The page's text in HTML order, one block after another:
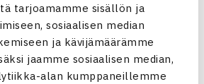
tarjoamamme sisällön ja
sosiaalisen median
ja kävijämäärämme
jaamme sosiaalisen median,
alan kumppaneillemme